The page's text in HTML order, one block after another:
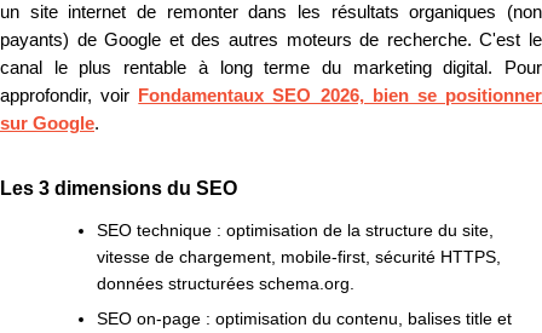
un site internet de remonter dans les résultats organiques (non
payants) de Google et des autres moteurs de recherche. C'est le
canal le plus rentable à long terme du marketing digital. Pour
approfondir, voir Fondamentaux SEO 2026, bien se positionner
sur Google.
Les 3 dimensions du SEO
SEO technique : optimisation de la structure du site,
vitesse de chargement, mobile-first, sécurité HTTPS,
données structurées schema.org.
SEO on-page : optimisation du contenu, balises title et